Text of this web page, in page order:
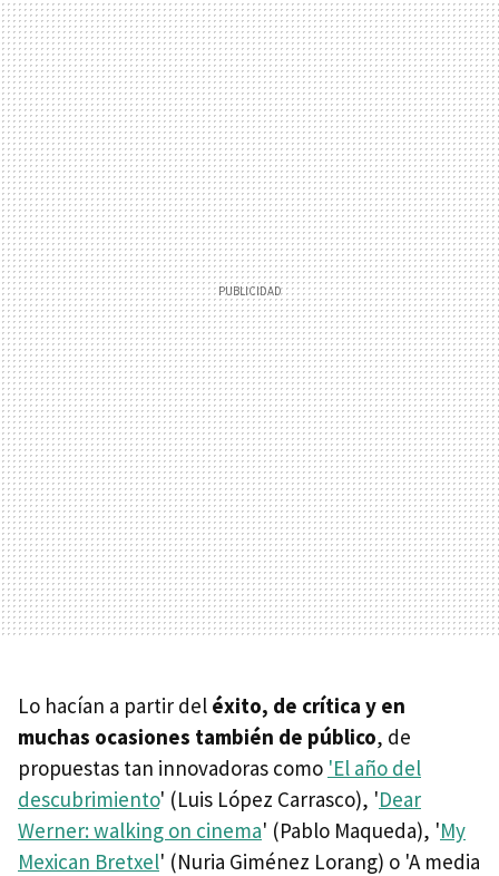
Lo hacían a partir del éxito, de crítica y en
muchas ocasiones también de público, de
propuestas tan innovadoras como 'El año del
descubrimiento' (Luis López Carrasco), 'Dear
Werner: walking on cinema' (Pablo Maqueda), 'My
Mexican Bretxel' (Nuria Giménez Lorang) o 'A media